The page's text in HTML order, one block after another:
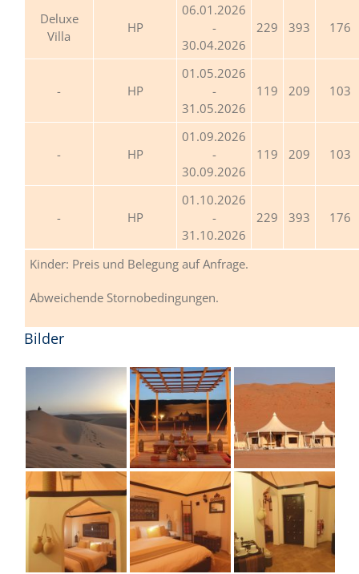
Deluxe
Villa
HP
06.01.2026
-
30.04.2026
229 393 176
HP
01.05.2026
-
31.05.2026
119 209 103
HP
01.09.2026
-
30.09.2026
119 209 103
HP
01.10.2026
-
31.10.2026
229 393 176
Kinder: Preis und Belegung auf Anfrage.
Abweichende Stornobedingungen.
Bilder